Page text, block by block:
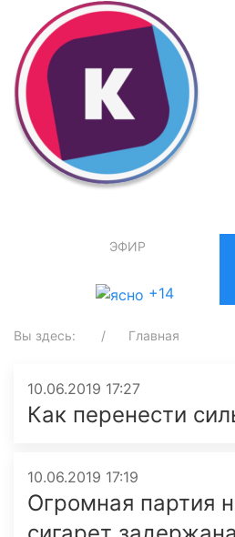
ЭФИР
+14
Вы здесь: Главная
10.06.2019 17:27
Как перенести
10.06.2019 17:19
Огромная партия